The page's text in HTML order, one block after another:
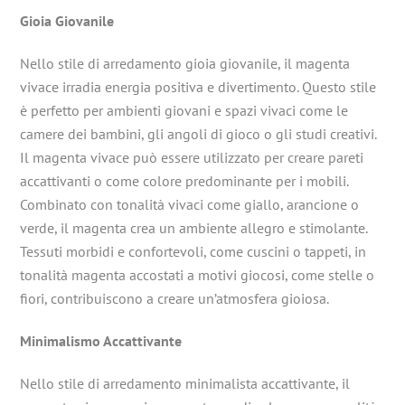
Gioia Giovanile
Nello stile di arredamento gioia giovanile, il magenta
vivace irradia energia positiva e divertimento. Questo stile
è perfetto per ambienti giovani e spazi vivaci come le
camere dei bambini, gli angoli di gioco o gli studi creativi.
Il magenta vivace può essere utilizzato per creare pareti
accattivanti o come colore predominante per i mobili.
Combinato con tonalità vivaci come giallo, arancione o
verde, il magenta crea un ambiente allegro e stimolante.
Tessuti morbidi e confortevoli, come cuscini o tappeti, in
tonalità magenta accostati a motivi giocosi, come stelle o
fiori, contribuiscono a creare un’atmosfera gioiosa.
Minimalismo Accattivante
Nello stile di arredamento minimalista accattivante, il